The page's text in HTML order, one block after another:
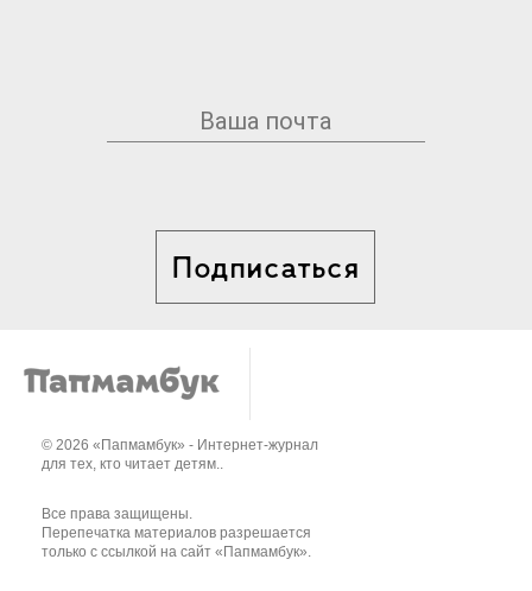
Подписаться
© 2026 «Папмамбук» - Интернет-журнал
для тех, кто читает детям..
Все права защищены.
Перепечатка материалов разрешается
только с ссылкой на сайт «Папмамбук».